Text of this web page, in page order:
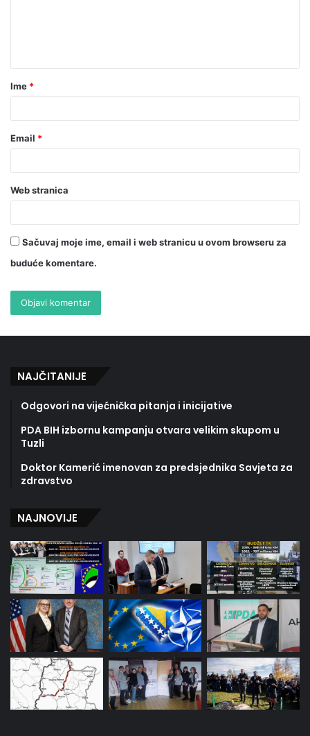
Ime *
Email *
Web stranica
Sačuvaj moje ime, email i web stranicu u ovom browseru za
buduće komentare.
NAJČITANIJE
Odgovori na vijećnička pitanja i inicijative
PDA BIH izbornu kampanju otvara velikim skupom u
Tuzli
Doktor Kamerić imenovan za predsjednika Savjeta za
zdravstvo
NAJNOVIJE